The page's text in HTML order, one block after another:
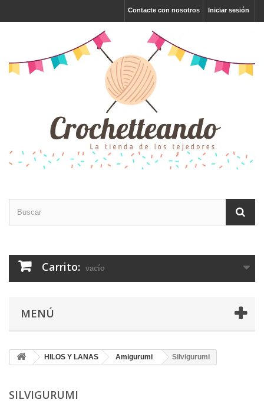
Iniciar sesión
Contacte con nosotros
Carrito: vacío
MENÚ
HILOS Y LANAS Amigurumi Silvigurumi
SILVIGURUMI